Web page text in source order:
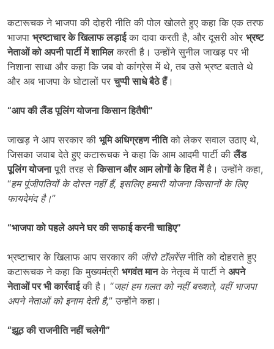
कटारूचक ने भाजपा की दोहरी नीति की पोल खोलते हुए कहा कि एक तरफ
भाजपा भ्रष्टाचार के खिलाफ लड़ाईका दावा करती है, और दूसरी ओर भ्रष्ट
नेताओं को अपनी पार्टी में शामिलकरती है। उन्होंने सुनील जाखड़ पर भी
निशाना साधा और कहा कि जब वो कांग्रेस में थे, तब उसे भ्रष्ट बताते थे
और अब भाजपा के घोटालों परचुप्पी साधे बैठे हैं।
“आप की लैंड पूलिंग योजना किसान हितैषी”
जाखड़ ने आप सरकार की भूमि अधिग्रहण नीतिको लेकर सवाल उठाए थे,
जिसका जवाब देते हुए कटारूचक ने कहा कि आम आदमी पार्टी कीलैंड
पूलिंग योजनापूरी तरह सेकिसान और आम लोगों के हित मेंहै। उन्होंने कहा,
“हम पूंजीपतियों के दोस्त नहीं हैं, इसलिए हमारी योजना किसानों के लिए
फायदेमंद है।”
“भाजपा को पहले अपने घर की सफाई करनी चाहिए”
भ्रष्टाचार के खिलाफ आप सरकार की जीरो टॉलरेंसनीति को दोहराते हुए
कटारूचक ने कहा कि मुख्यमंत्री भगवंत मानके नेतृत्व में पार्टी ने अपने
नेताओं पर भी कार्रवाईकी है। “जहां हम ग़लत को नहीं बख्शते, वहीं भाजपा
अपने नेताओं को इनाम देती है,” उन्होंने कहा।
“झूठ की राजनीति नहीं चलेगी”